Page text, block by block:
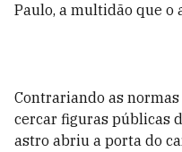
Paulo, a multidão que o
Contrariando as
cercar figuras públicas
astro abriu a porta do